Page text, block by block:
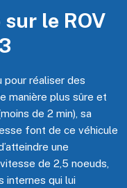
sur le ROV
pour réaliser des
manière plus sûre et
de 2 min) , sa
font de ce véhicule
une
de 2,5 noeuds
internes qui lui